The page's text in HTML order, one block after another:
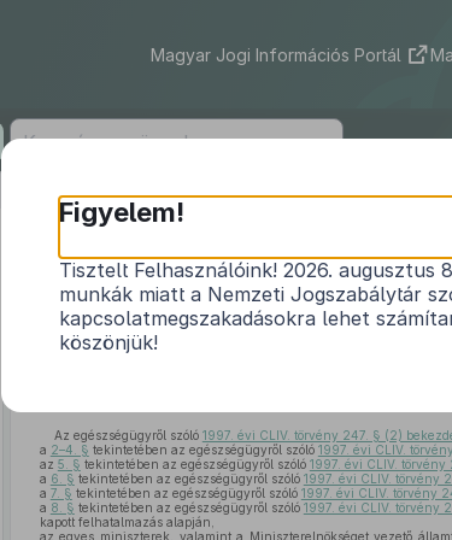
Magyar Jogi Információs Portál
17/2010. (XII.
egyes egészségügyi tárgyú
szakmai továbbképzéssel
Az egészségügyről szóló 1997. évi CLIV. törvény 247. § (2)
a 2–4. § tekintetében az egészségügyről szóló 1997. évi CLIV.
az 5. § tekintetében az egészségügyről szóló 1997. évi CLIV.
a 6. § tekintetében az egészségügyről szóló 1997. évi CLIV. törvény
a 7. § tekintetében az egészségügyről szóló 1997. évi CLIV. törvény
a 8. § tekintetében az egészségügyről szóló 1997. évi CLIV. törvény
kapott felhatalmazás alapján,
az egyes miniszterek, valamint a Miniszterelnökséget vezető
Figyelem!
Tisztelt Felhasználóink! 2026. augusztus
munkák miatt a Nemzeti Jogszabálytár
kapcsolatmegszakadásokra lehet
köszönjük!